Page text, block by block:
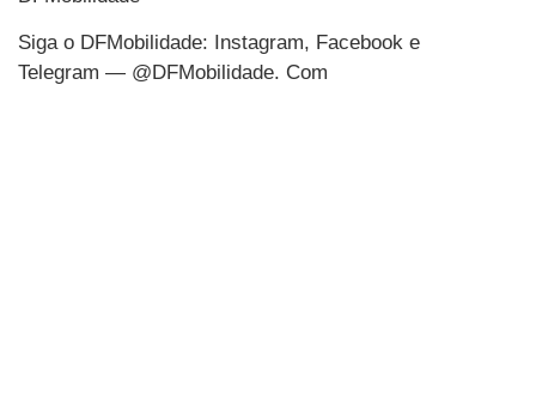
Siga o DFMobilidade: Instagram, Facebook e
Telegram — @DFMobilidade. Com